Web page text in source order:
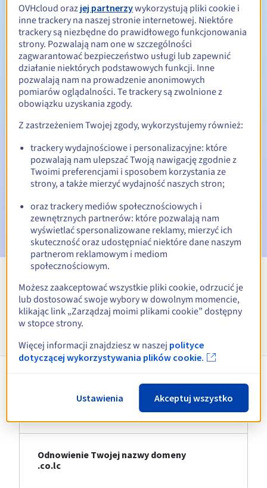
Okres odnowienia Od 1 do 10 lat
Okres wykupu
Automatyczne powiadomienia:
wygaśnięcia
E-mail w dniu wygaśnięcia powiadamiający o zawieszeniu
nazwy domeny
E-mail po Redemption Grace Periodpowiadamiający o
usunięciu nazwy domeny
Zobacz wszystkie rozszerzenia
Informacje o .co.lc
Rejestracja Twojej nazwy domeny
Odnowienie Twojej nazwy domeny
.co.lc
OVHcloud oraz jej partnerzywykorzystują pliki cookie i
inne trackery na naszej stronie internetowej. Niektóre
trackery są niezbędne do prawidłowego funkcjonowania
strony. Pozwalają nam one w szczególności
zagwarantować bezpieczeństwo usługi lub zapewnić
działanie niektórych podstawowych funkcji. Inne
pozwalają nam na prowadzenie anonimowych
pomiarów oglądalności. Te trackery są zwolnione z
obowiązku uzyskania zgody.
Z zastrzeżeniem Twojej zgody, wykorzystujemy również:
trackery wydajnościowe i personalizacyjne: które
pozwalają nam ulepszać Twoją nawigację zgodnie z
Twoimi preferencjami i sposobem korzystania ze
strony, a także mierzyć wydajność naszych stron;
oraz trackery mediów społecznościowych i
zewnętrznych partnerów: które pozwalają nam
wyświetlać spersonalizowane reklamy, mierzyć ich
skuteczność oraz udostępniać niektóre dane naszym
partnerom reklamowym i mediom
społecznościowym.
Możesz zaakceptować wszystkie pliki cookie, odrzucić je
lub dostosować swoje wybory w dowolnym momencie,
klikając link „Zarządzaj moimi plikami cookie” dostępny
w stopce strony.
Więcej informacji znajdziesz w naszej polityce
dotyczącej wykorzystywania plików cookie.
Ustawienia Akceptuj wszystko